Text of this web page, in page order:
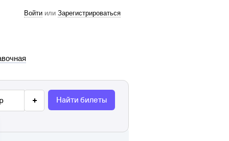
Войти или Зарегистрироваться
Найти билеты